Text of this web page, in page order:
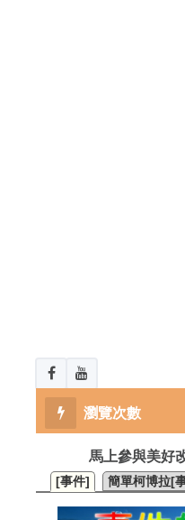
馬上參與美好
[事件] 簡單柯博拉[